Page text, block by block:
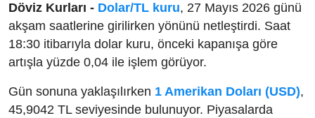
Döviz Kurları - Dolar/TL kuru, 27 Mayıs 2026 günü
akşam saatlerine girilirken yönünü netleştirdi. Saat
18:30 itibarıyla dolar kuru, önceki kapanışa göre
artışla yüzde 0,04 ile işlem görüyor.
Gün sonuna yaklaşılırken 1 Amerikan Doları (USD),
45,9042 TL seviyesinde bulunuyor. Piyasalarda